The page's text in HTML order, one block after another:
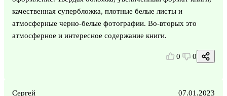
качественная супербложка, плотные белые листы и
атмосферные черно-белые фотографии. Во-вторых это
атмосферное и интересное содержание книги.
0 0
Сергей 07.01.2023